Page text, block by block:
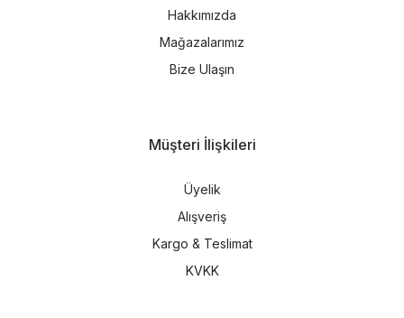
Hakkımızda
Mağazalarımız
Bize Ulaşın
Müşteri İlişkileri
Üyelik
Alışveriş
Kargo & Teslimat
KVKK